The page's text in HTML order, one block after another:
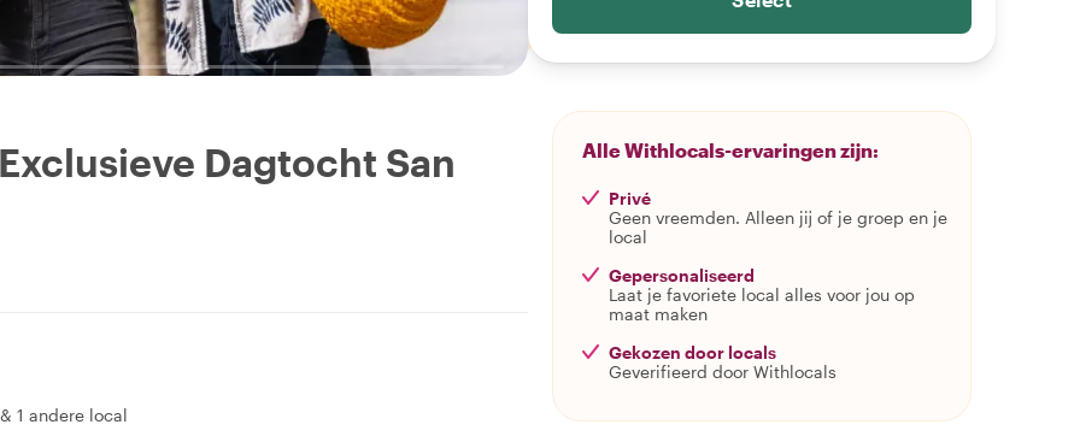
Dagtocht San
1 andere local
Alle Withlocals-ervaringen zijn:
Privé
Geen vreemden. Alleen jij of je groep en je
local
Gepersonaliseerd
Laat je favoriete local alles voor jou op
maat maken
Gekozen door locals
Geverifieerd door Withlocals